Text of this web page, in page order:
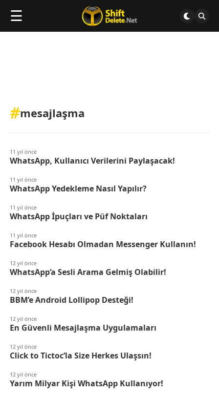
☰
#mesajlaşma
11 yıl önce
WhatsApp, Kullanıcı Verilerini Paylaşacak!
11 yıl önce
WhatsApp Yedekleme Nasıl Yapılır?
11 yıl önce
WhatsApp İpuçları ve Püf Noktaları
11 yıl önce
Facebook Hesabı Olmadan Messenger Kullanın!
12 yıl önce
WhatsApp’a Sesli Arama Gelmiş Olabilir!
12 yıl önce
BBM’e Android Lollipop Desteği!
12 yıl önce
En Güvenli Mesajlaşma Uygulamaları
12 yıl önce
Click to Tictoc’la Size Herkes Ulaşsın!
12 yıl önce
Yarım Milyar Kişi WhatsApp Kullanıyor!